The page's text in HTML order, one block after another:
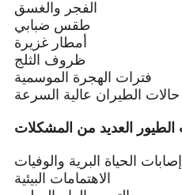
الفجر والغسق
طقس ضبابي
أمطار غزيرة
ظروف الثلج
فترات الهجرة الموسمية
حالات الطيران عالية السرعة
إصابات الحياة البرية والوفيات
الاهتمامات البيئية